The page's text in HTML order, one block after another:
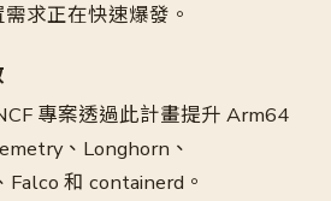
求正在快速爆發。
專案透過此計畫提升 Arm64
、Longhorn、
和 containerd。